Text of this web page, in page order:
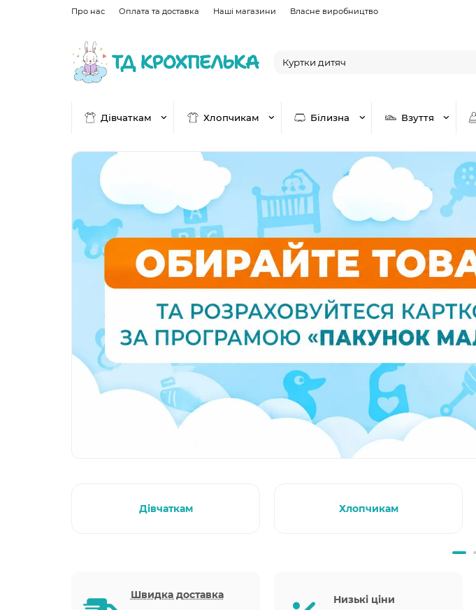
Про нас Оплата та доставка Наші магазини Власне виробництво
Дівчаткам Хлопчикам Білизна Взуття
Дівчаткам Хлопчикам
Швидка доставка
Низькі ціни